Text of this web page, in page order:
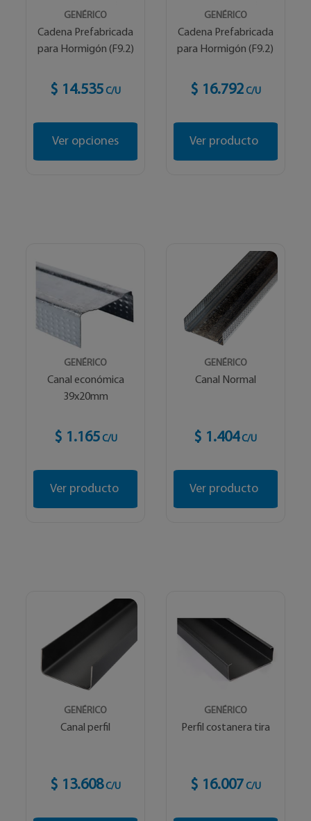
GENÉRICO
Cadena Prefabricada
para Hormigón (F9.2)
$ 14.535 C/U
Ver opciones
GENÉRICO
Cadena Prefabricada
para Hormigón (F9.2)
$ 16.792 C/U
Ver producto
GENÉRICO
Canal económica
39x20mm
$ 1.165 C/U
Ver producto
GENÉRICO
Canal Normal
$ 1.404 C/U
Ver producto
GENÉRICO
Canal perfil
$ 13.608 C/U
GENÉRICO
Perfil costanera tira
$ 16.007 C/U